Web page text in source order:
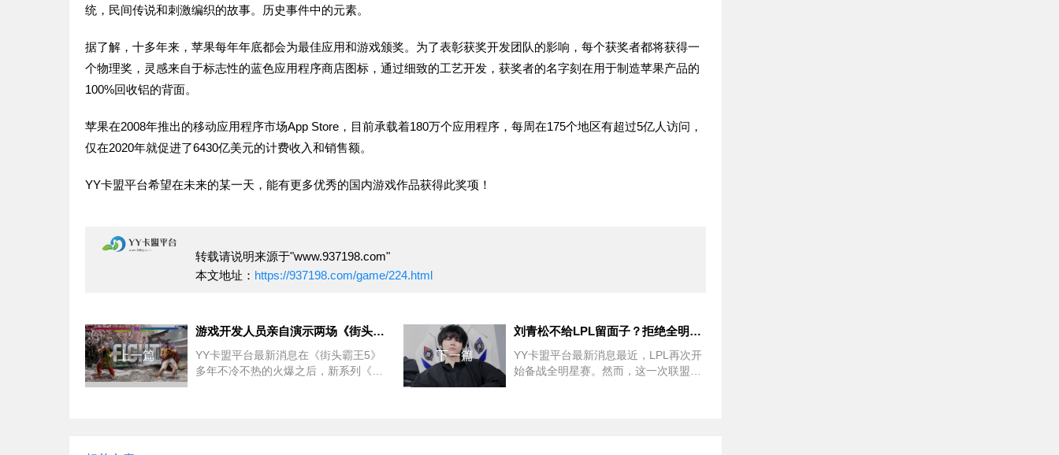
统，民间传说和刺激编织的故事。历史事件中的元素。
据了解，十多年来，苹果每年年底都会为最佳应用和游戏颁奖。为了表彰获奖开发团队的影响，每个获奖者都将获得一
个物理奖，灵感来自于标志性的蓝色应用程序商店图标，通过细致的工艺开发，获奖者的名字刻在用于制造苹果产品的
100%回收铝的背面。
苹果在2008年推出的移动应用程序市场App Store，目前承载着180万个应用程序，每周在175个地区有超过5亿人访问，
仅在2020年就促进了6430亿美元的计费收入和销售额。
YY卡盟平台希望在未来的某一天，能有更多优秀的国内游戏作品获得此奖项！
转载请说明来源于"www.937198.com"
本文地址： https://937198.com/game/224.html
上一篇
游戏开发人员亲自演示两场《街头霸王6》高水平对战！
YY卡盟平台最新消息在《街头霸王5》
多年不冷不热的火爆之后，新系列《街
下一篇
刘青松不给LPL留面子？拒绝全明星正赛却参加新生赛
YY卡盟平台最新消息最近，LPL再次开
始备战全明星赛。然而，这一次联盟却